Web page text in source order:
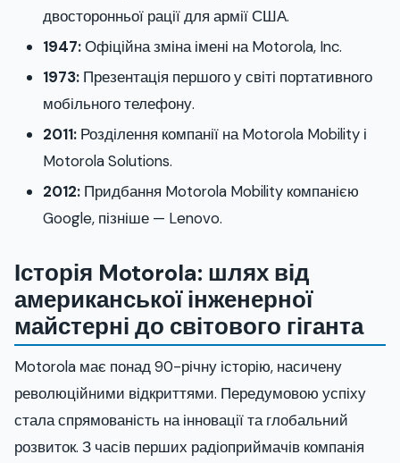
двосторонньої рації для армії США.
1947:Офіційна зміна імені на Motorola, Inc.
1973: Презентація першого у світі портативного
мобільного телефону.
2011: Розділення компанії на Motorola Mobility і
Motorola Solutions.
2012: Придбання Motorola Mobility компанією
Google, пізніше — Lenovo.
Історія Motorola: шлях від
американської інженерної
майстерні до світового гіганта
Motorola має понад 90-річну історію, насичену
революційними відкриттями. Передумовою успіху
стала спрямованість на інновації та глобальний
розвиток. З часів перших радіоприймачів компанія